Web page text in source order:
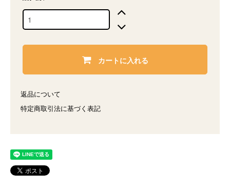
カートに入れる
返品について
特定商取引法に基づく表記